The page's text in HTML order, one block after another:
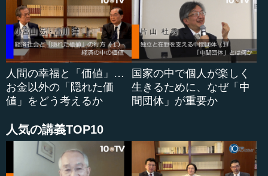
険なグループを「カテゴリーA」としてホームページ上で公
開しています。中でも一番危険と位置付けられているのが
天然痘です。2番目が炭疽菌、そしてペスト、ボツリヌス、
野兎（やと）、ウイルス性出血熱と続きます。
次のC（化学兵器）ですが、従来化学兵器は人を傷害する
ことを主たる目的とする「有害化学兵器（有害化...
人間の幸福と「価値」…
お金以外の「隠れた価
値」をどう考えるか
国家の中で個人が楽しく
生きるために、なぜ「中
間団体」が重要か
人気の講義TOP10